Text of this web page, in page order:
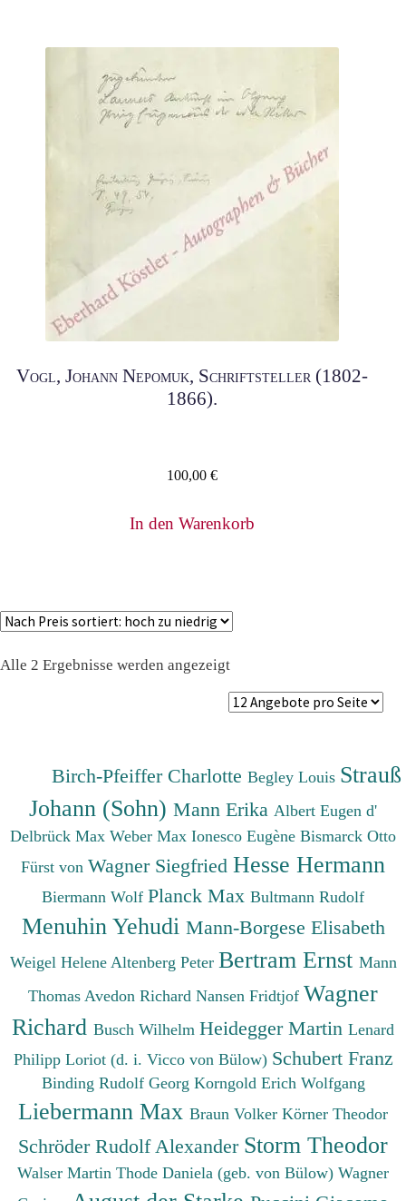
Vogl, Johann Nepomuk, Schriftsteller (1802-
1866).
100,00 €
In den Warenkorb
Alle 2 Ergebnisse werden angezeigtNach
sortiert:
Birch-Pfeiffer CharlotteBegley Louis Strauß
Johann (Sohn) Mann Erika Albert Eugen d'
Delbrück Max Weber Max Ionesco Eugène Bismarck Otto
Fürst von Wagner Siegfried Hesse Hermann
Biermann Wolf Planck Max Bultmann Rudolf
Menuhin Yehudi Mann-Borgese Elisabeth
Weigel Helene Altenberg Peter Bertram Ernst Mann
Thomas Avedon Richard Nansen Fridtjof Wagner
Richard Busch Wilhelm Heidegger Martin Lenard
Philipp Loriot (d. i. Vicco von Bülow) Schubert Franz
Binding Rudolf Georg Korngold Erich Wolfgang
Liebermann Max Braun Volker Körner Theodor
Schröder Rudolf Alexander Storm Theodor
Walser Martin Thode Daniela (geb. von Bülow) Wagner